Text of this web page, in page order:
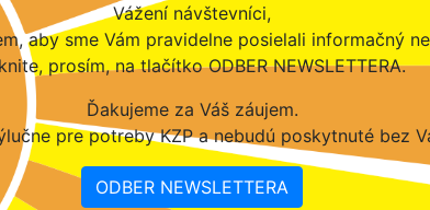
Vážení návštevníci,
aby sme Vám pravidelne posielali informačný
prosím, na tlačítko ODBER NEWSLETTERA.
Ďakujeme za Váš záujem.
pre potreby KZP a nebudú poskytnuté bez
ODBER NEWSLETTERA